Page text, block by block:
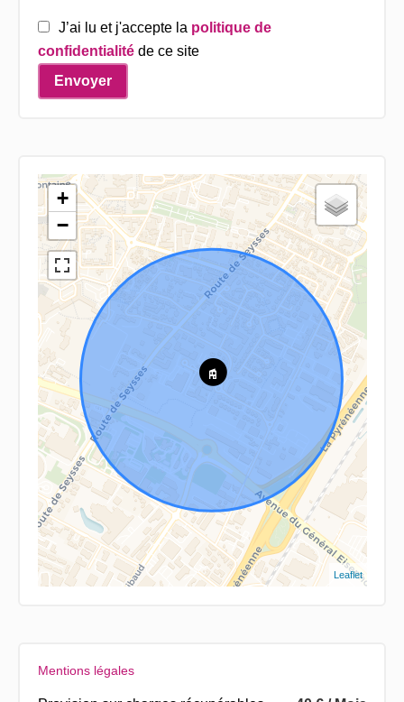
J’ai lu et j'accepte la politique de
confidentialitéde ce site
Envoyer
+
−
Leaflet
Mentions légales